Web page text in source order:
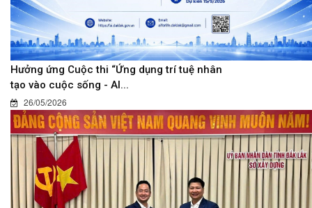
Hưởng ứng Cuộc thi “Ứng dụng trí tuệ nhân
tạo vào cuộc sống - AI...
26/05/2026